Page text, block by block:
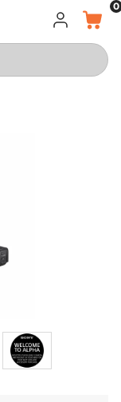
LOG INDKURV
0